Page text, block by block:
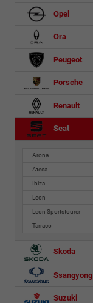
Opel
Ora
Peugeot
Porsche
Renault
Seat
Arona
Ateca
Ibiza
Leon
Leon Sportstourer
Tarraco
Skoda
Ssangyong
Suzuki